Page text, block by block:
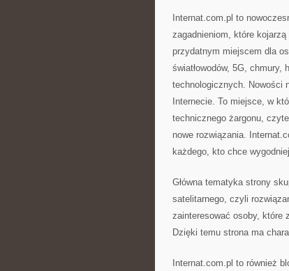
Internat.com.pl to
zagadnieniom, które
przydatnym miejscem dla
światłowodów, 5G,
technologicznych. Nowości
Internecie. To miejsce, w
technicznego żargonu,
nowe rozwiązania.
każdego, kto chce
Główna tematyka strony
satelitarnego, czyli
zainteresować osoby, które
Dzięki temu strona ma
Internat.com.pl to również